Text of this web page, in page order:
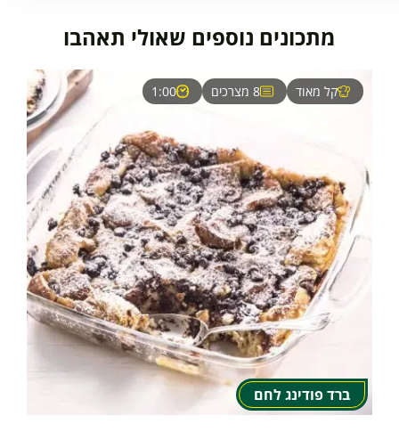
מתכונים נוספים שאולי תאהבו
ברד פודינג לחם
קל מאוד 8 מצרכים 1:00